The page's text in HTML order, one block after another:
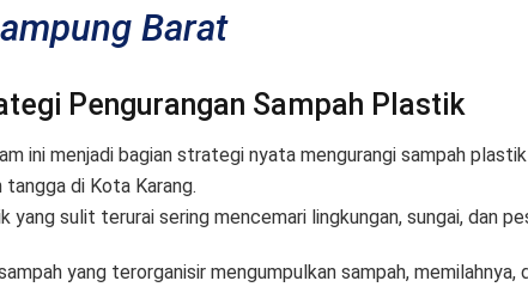
Barat
Pengurangan Sampah Plastik
ini menjadi bagian strategi nyata mengurangi sampah plastik
tangga di Kota Karang.
yang sulit terurai sering mencemari lingkungan, sungai, dan
yang terorganisir mengumpulkan sampah, memilahnya,